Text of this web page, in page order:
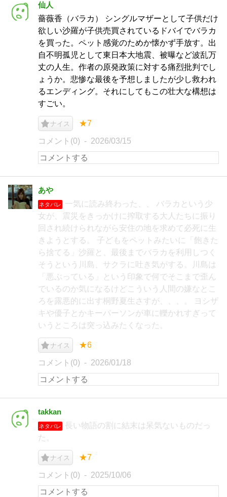
仙人
薔薇香（バラカ） シングルマザーとして子供だけ
欲しい沙羅が子供売買されているドバイでバラカ
を買った。ペット感覚のためか懐かず手放す。出
自不明孤児として東日本大地震、被曝など波乱万
丈の人生。作者の原発政策に対する痛烈批判でし
ょうか。悲惨な最後を予想しましたが少し救われ
るエンディング。それにしてもこの壮大な構想は
すごい。
ナイス ★7
コメント(0) 2026/03/15
あや
ネタバレ
一気に読み終わった、、 バラカという少
女が、震災をきっかけに搾取する大人たちに振り
回され続けられながら安住の地を求めて必死に生
きようとする。 子どもをペットみたいに「飽きた
ら捨てる」沙羅と、最後までバラカを利用しつく
そうという川島、サクラに吐き気がする。川島は
「悪ぶっている」という印象で何でそこまで歪ん
でいるのか気になるけどこういう人間の嫌なとこ
ろを露悪的に出す桐野夏生さすが、、、。 ヨシザ
キや優子とかキーパーソンが車に轢かれすぎって
いうところは突っ込みたくなった。
ナイス ★6
コメント(0) 2026/01/18
takkan
ネタバレ
長い物語の割に結末は呆気ないものだっ
た。
ナイス ★7
コメント(0) 2025/10/06